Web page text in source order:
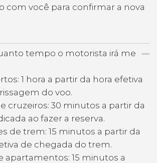
com você para confirmar a nova
tempo o motorista irá me
1 hora a partir da hora efetiva
do voo.
cruzeiros: 30 minutos a partir da
ao fazer a reserva.
de trem: 15 minutos a partir da
de chegada do trem.
apartamentos: 15 minutos a